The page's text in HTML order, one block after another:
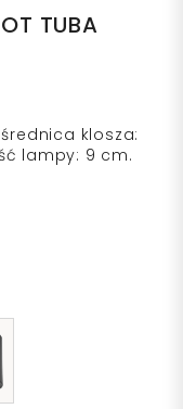
TUBA
klosza:
lampy: 9 cm.